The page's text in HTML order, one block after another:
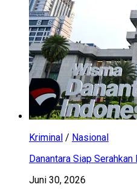
Kriminal / Nasional
Danantara Siap
Juni 30, 2026